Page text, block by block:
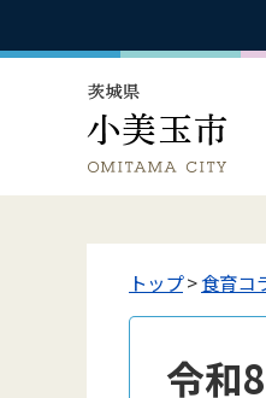
トップ>食育コ
令和